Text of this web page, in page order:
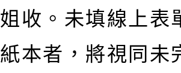
姐收。未填線上表
紙本者，將視同未